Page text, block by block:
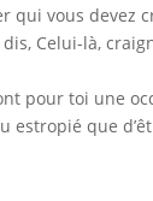
qui vous devez
Celui-là,
pour toi une
estropié que